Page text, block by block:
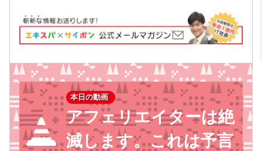
本日の動画
アフェリエイターは絶
滅します。これは予言